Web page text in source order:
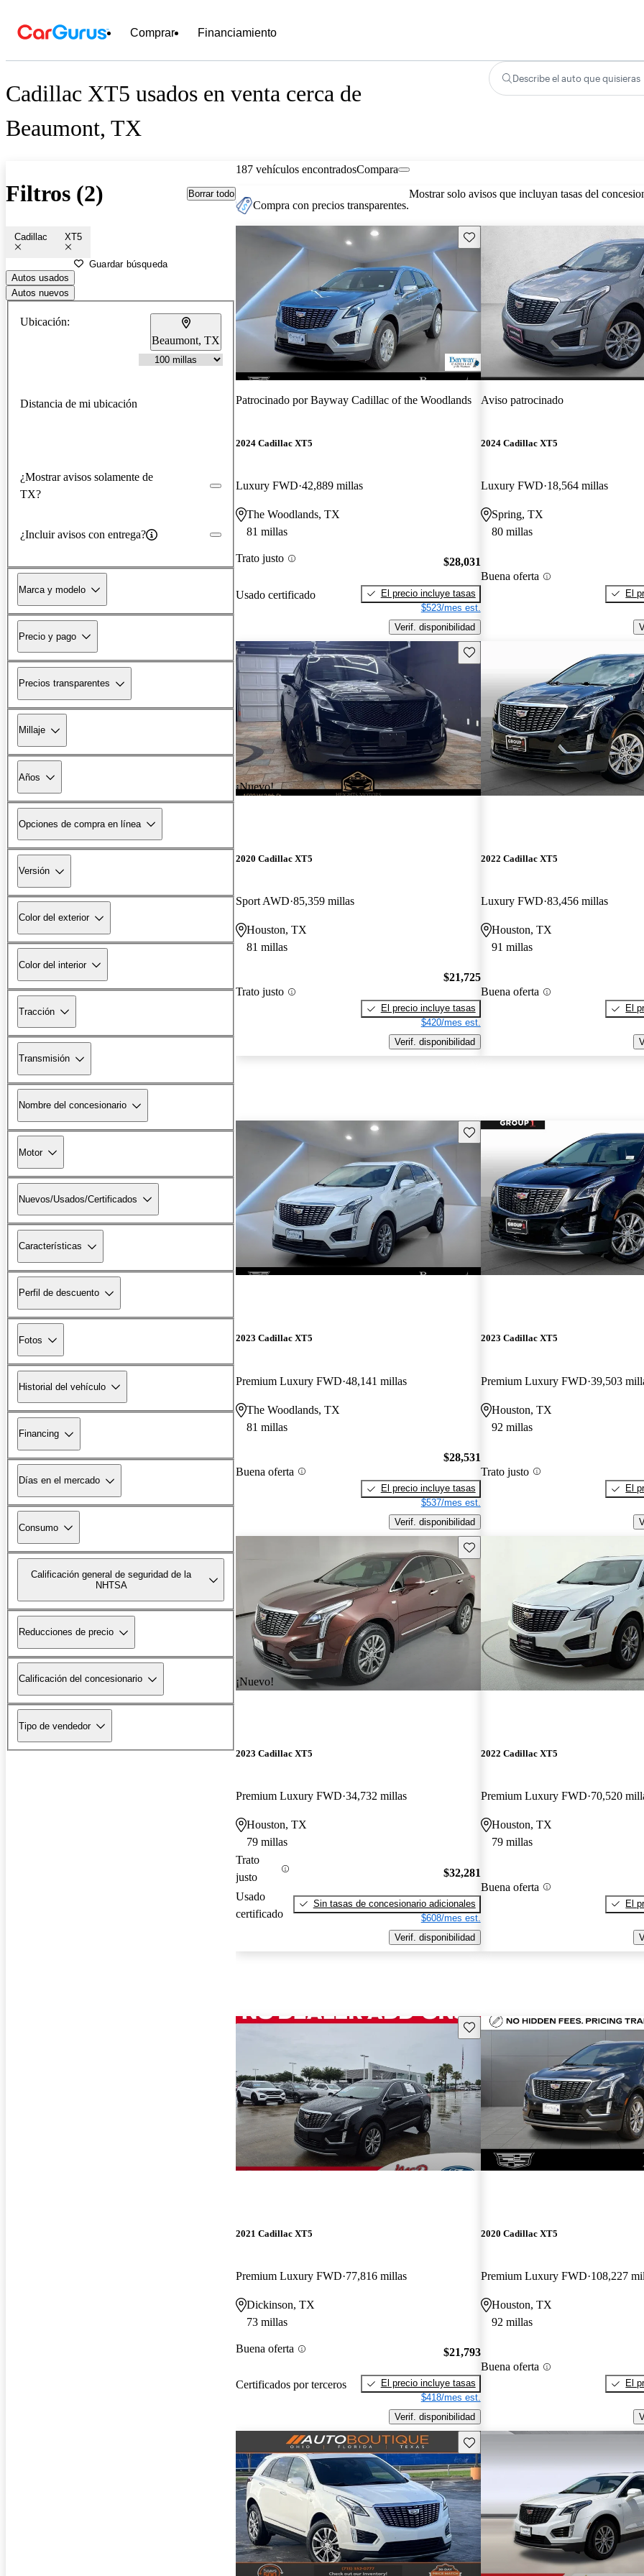
Comprar Financiamiento
Cadillac XT5 usados en venta cerca de
Beaumont, TX
Describe el auto que quisieras
Filtros (2) Borrar todo
Cadillac XT5
Guardar búsqueda
Autos usados
Autos nuevos
Ubicación:
Beaumont, TX
Distancia de mi ubicación
¿Mostrar avisos solamente de
TX?
¿Incluir avisos con entrega?
Marca y modelo
Precio y pago
Precios transparentes
Millaje
Años
Opciones de compra en línea
Versión
Color del exterior
Color del interior
Tracción
Transmisión
Nombre del concesionario
Motor
Nuevos/Usados/Certificados
Características
Perfil de descuento
Fotos
Historial del vehículo
Financing
Días en el mercado
Consumo
Calificación general de seguridad de la
NHTSA
Reducciones de precio
Calificación del concesionario
Tipo de vendedor
187 vehículos encontradosCompara
Compra con precios transparentes.
Mostrar solo avisos que incluyan tasas del
Guarda este Aviso
Patrocinado porBayway Cadillac of the Woodlands
2024 Cadillac XT5
Luxury FWD 42,889 millas
The Woodlands, TX
81 millas
Trato justo
Usado certificado
$28,031
El precio incluye tasas
$523/mes est.
Verif. disponibilidad
Aviso patrocinado
2024 Cadillac XT5
Luxury FWD 18,564 millas
Spring, TX
80 millas
Buena oferta
El
¡Nuevo!
Guarda este Aviso
2020 Cadillac XT5
Sport AWD 85,359 millas
Houston, TX
81 millas
Trato justo
$21,725
El precio incluye tasas
$420/mes est.
Verif. disponibilidad
2022 Cadillac XT5
Luxury FWD 83,456 millas
Houston, TX
91 millas
Buena oferta
El
Guarda este Aviso
2023 Cadillac XT5
Premium Luxury FWD 48,141 millas
The Woodlands, TX
81 millas
Buena oferta
$28,531
El precio incluye tasas
$537/mes est.
Verif. disponibilidad
2023 Cadillac XT5
Premium Luxury FWD 39,503
Houston, TX
92 millas
Trato justo
El
¡Nuevo!
Guarda este Aviso
2023 Cadillac XT5
Premium Luxury FWD 34,732 millas
Houston, TX
79 millas
Trato
justo
Usado
certificado
$32,281
Sin tasas de concesionario adicionales
$608/mes est.
Verif. disponibilidad
2022 Cadillac XT5
Premium Luxury FWD 70,520
Houston, TX
79 millas
Buena oferta
El
Guarda este Aviso
2021 Cadillac XT5
Premium Luxury FWD 77,816 millas
Dickinson, TX
73 millas
Buena oferta
Certificados por terceros
$21,793
El precio incluye tasas
$418/mes est.
Verif. disponibilidad
2020 Cadillac XT5
Premium Luxury FWD 108,227
Houston, TX
92 millas
Buena oferta
El
Guarda este Aviso